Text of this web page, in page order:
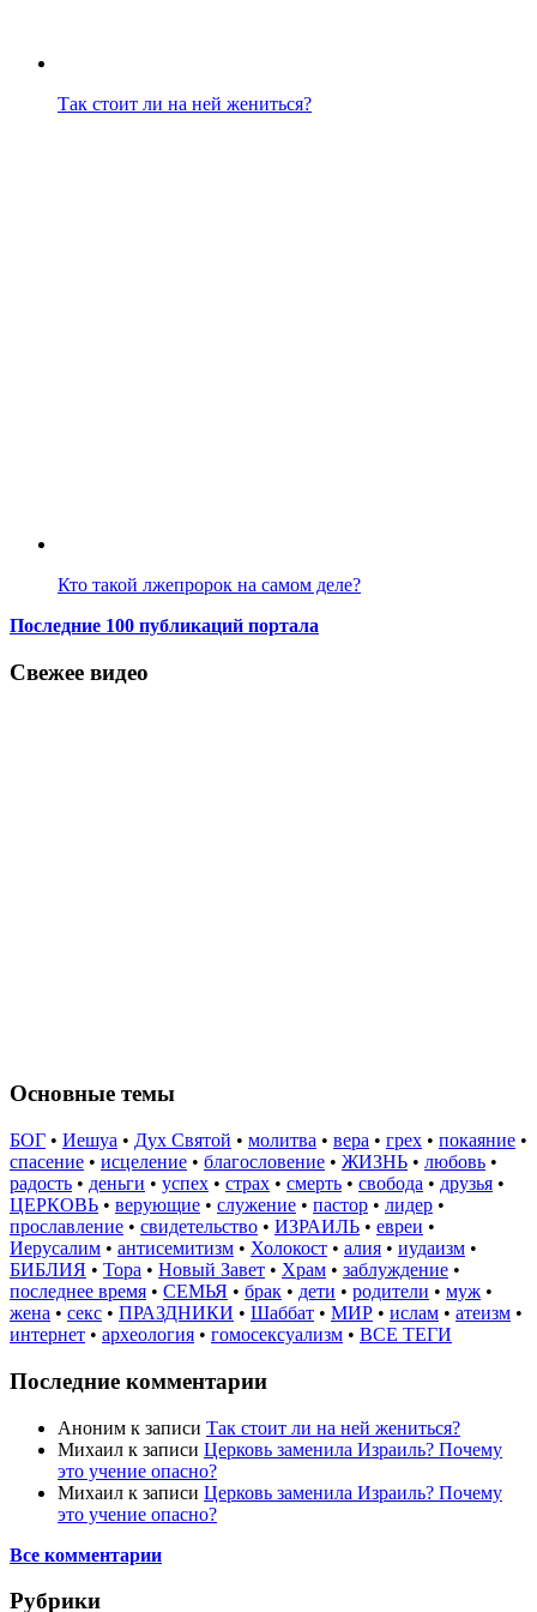
Так стоит ли на ней жениться?
Кто такой лжепророк на самом деле?
Последние 100 публикаций портала
Свежее видео
Основные темы
БОГ • Иешуа • Дух Святой • молитва • вера • грех • покаяние •
спасение • исцеление • благословение • ЖИЗНЬ • любовь •
радость • деньги • успех • страх • смерть • свобода • друзья •
ЦЕРКОВЬ • верующие • служение • пастор • лидер •
прославление • свидетельство • ИЗРАИЛЬ • евреи •
Иерусалим • антисемитизм • Холокост • алия • иудаизм •
БИБЛИЯ • Тора • Новый Завет • Храм • заблуждение •
последнее время • СЕМЬЯ • брак • дети • родители • муж •
жена • секс • ПРАЗДНИКИ • Шаббат • МИР • ислам • атеизм •
интернет • археология • гомосексуализм • ВСЕ ТЕГИ
Последние комментарии
Аноним к записи Так стоит ли на ней жениться?
Михаил к записи Церковь заменила Израиль? Почему
это учение опасно?
Михаил к записи Церковь заменила Израиль? Почему
это учение опасно?
Все комментарии
Рубрики